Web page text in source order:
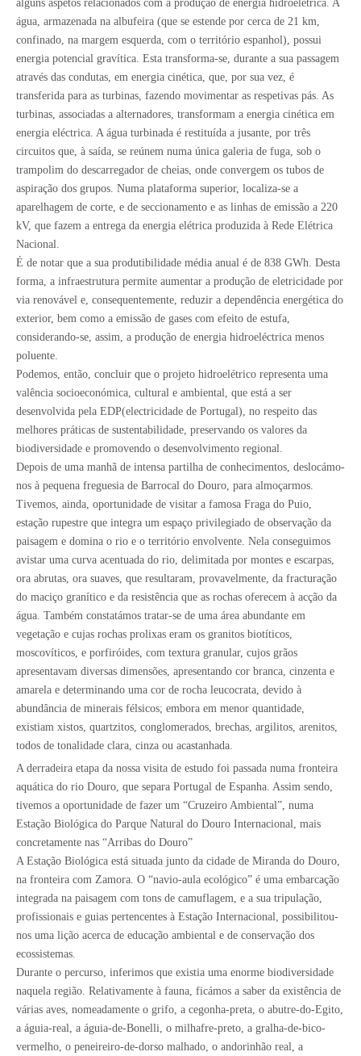
alguns aspetos relacionados com a produção de energia hidroelétrica. A
água, armazenada na albufeira (que se estende por cerca de 21 km,
confinado, na margem esquerda, com o território espanhol), possui
energia potencial gravítica. Esta transforma-se, durante a sua passagem
através das condutas, em energia cinética, que, por sua vez, é
transferida para as turbinas, fazendo movimentar as respetivas pás. As
turbinas, associadas a alternadores, transformam a energia cinética em
energia eléctrica. A água turbinada é restituída a jusante, por três
circuitos que, à saída, se reúnem numa única galeria de fuga, sob o
trampolim do descarregador de cheias, onde convergem os tubos de
aspiração dos grupos. Numa plataforma superior, localiza-se a
aparelhagem de corte, e de seccionamento e as linhas de emissão a 220
kV, que fazem a entrega da energia elétrica produzida à Rede Elétrica
Nacional.
É de notar que a sua produtibilidade média anual é de 838 GWh. Desta
forma, a infraestrutura permite aumentar a produção de eletricidade por
via renovável e, consequentemente, reduzir a dependência energética do
exterior, bem como a emissão de gases com efeito de estufa,
considerando-se, assim, a produção de energia hidroeléctrica menos
poluente.
Podemos, então, concluir que o projeto hidroelétrico representa uma
valência socioeconómica, cultural e ambiental, que está a ser
desenvolvida pela EDP(electricidade de Portugal), no respeito das
melhores práticas de sustentabilidade, preservando os valores da
biodiversidade e promovendo o desenvolvimento regional.
Depois de uma manhã de intensa partilha de conhecimentos, deslocámo-
nos à pequena freguesia de Barrocal do Douro, para almoçarmos.
Tivemos, ainda, oportunidade de visitar a famosa Fraga do Puio,
estação rupestre que integra um espaço privilegiado de observação da
paisagem e domina o rio e o território envolvente. Nela conseguimos
avistar uma curva acentuada do rio, delimitada por montes e escarpas,
ora abrutas, ora suaves, que resultaram, provavelmente, da fracturação
do maciço granítico e da resistência que as rochas oferecem à acção da
água. Também constatámos tratar-se de uma área abundante em
vegetação e cujas rochas prolixas eram os granitos biotíticos,
moscovíticos, e porfiróides, com textura granular, cujos grãos
apresentavam diversas dimensões, apresentando cor branca, cinzenta e
amarela e determinando uma cor de rocha leucocrata, devido à
abundância de minerais félsicos; embora em menor quantidade,
existiam xistos, quartzitos, conglomerados, brechas, argilitos, arenitos,
todos de tonalidade clara, cinza ou acastanhada.
A derradeira etapa da nossa visita de estudo foi passada numa fronteira
aquática do rio Douro, que separa Portugal de Espanha. Assim sendo,
tivemos a oportunidade de fazer um “Cruzeiro Ambiental”, numa
Estação Biológica do Parque Natural do Douro Internacional, mais
concretamente nas “Arribas do Douro”
A Estação Biológica está situada junto da cidade de Miranda do Douro,
na fronteira com Zamora. O “navio-aula ecológico” é uma embarcação
integrada na paisagem com tons de camuflagem, e a sua tripulação,
profissionais e guias pertencentes à Estação Internacional, possibilitou-
nos uma lição acerca de educação ambiental e de conservação dos
ecossistemas.
Durante o percurso, inferimos que existia uma enorme biodiversidade
naquela região. Relativamente à fauna, ficámos a saber da existência de
várias aves, nomeadamente o grifo, a cegonha-preta, o abutre-do-Egito,
a águia-real, a águia-de-Bonelli, o milhafre-preto, a gralha-de-bico-
vermelho, o peneireiro-de-dorso malhado, o andorinhão real, a